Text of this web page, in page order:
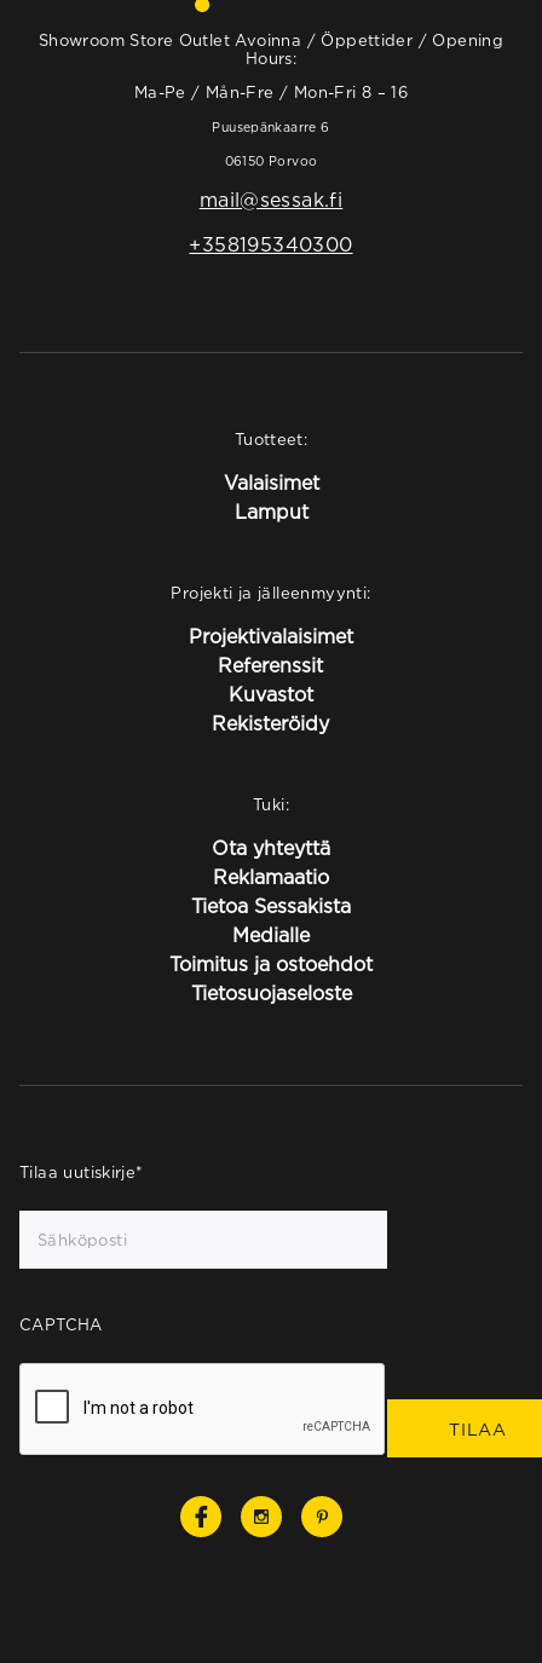
Showroom Store Outlet Avoinna / Öppettider / Opening
Hours:
Ma-Pe / Mån-Fre / Mon-Fri 8 – 16
Puusepänkaarre 6
06150 Porvoo
mail@sessak.fi
+358195340300
Tuotteet:
Valaisimet
Lamput
Projekti ja jälleenmyynti:
Projektivalaisimet
Referenssit
Kuvastot
Rekisteröidy
Tuki:
Ota yhteyttä
Reklamaatio
Tietoa Sessakista
Medialle
Toimitus ja ostoehdot
Tietosuojaseloste
Tilaa uutiskirje*
CAPTCHA